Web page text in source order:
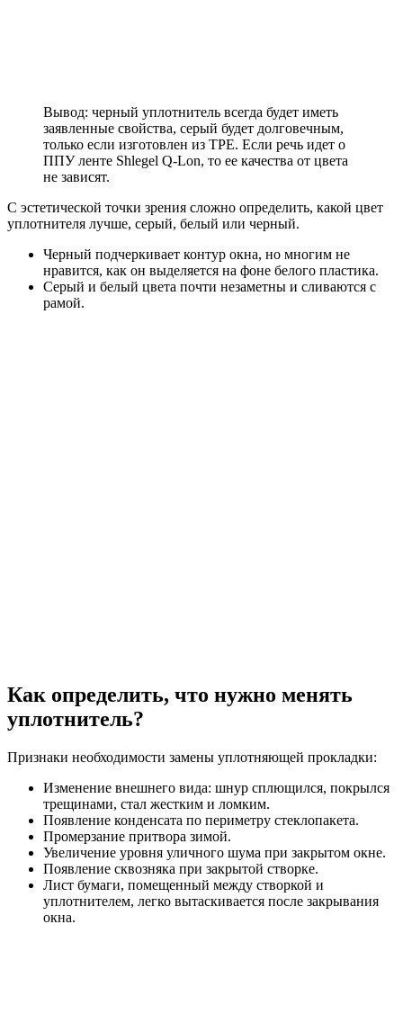
Вывод: черный уплотнитель всегда будет иметь
заявленные свойства, серый будет долговечным,
только если изготовлен из TPE. Если речь идет о
ППУ ленте Shlegel Q-Lon, то ее качества от цвета
не зависят.
С эстетической точки зрения сложно определить, какой цвет
уплотнителя лучше, серый, белый или черный.
Черный подчеркивает контур окна, но многим не
нравится, как он выделяется на фоне белого пластика.
Серый и белый цвета почти незаметны и сливаются с
рамой.
Как определить, что нужно менять
уплотнитель?
Признаки необходимости замены уплотняющей прокладки:
Изменение внешнего вида: шнур сплющился, покрылся
трещинами, стал жестким и ломким.
Появление конденсата по периметру стеклопакета.
Промерзание притвора зимой.
Увеличение уровня уличного шума при закрытом окне.
Появление сквозняка при закрытой створке.
Лист бумаги, помещенный между створкой и
уплотнителем, легко вытаскивается после закрывания
окна.